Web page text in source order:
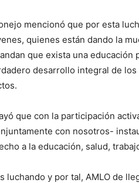
mencionó que por esta
quienes están dando la
que exista una
desarrollo integral de
que con la participación
con nosotros-
a la educación, salud,
luchando y por tal, AMLO de